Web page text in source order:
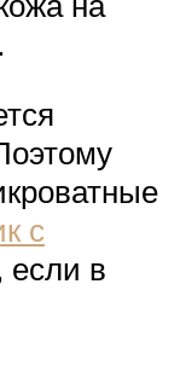
с
в